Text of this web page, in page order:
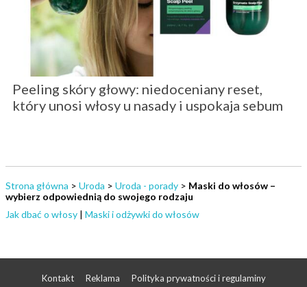
Peeling skóry głowy: niedoceniany reset,
który unosi włosy u nasady i uspokaja sebum
Strona główna > Uroda > Uroda - porady > Maski do włosów –
wybierz odpowiednią do swojego rodzaju
Jak dbać o włosy | Maski i odżywki do włosów
Kontakt Reklama Polityka prywatności i regulaminy